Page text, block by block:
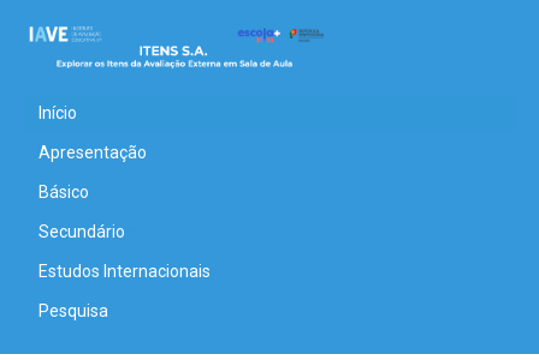
Início
Apresentação
Básico
Secundário
Estudos Internacionais
Pesquisa